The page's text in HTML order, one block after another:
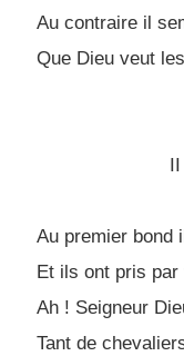
Au contraire il
Que Dieu veut
II
Au premier bond
Et ils ont pris
Ah ! Seigneur
Tant de